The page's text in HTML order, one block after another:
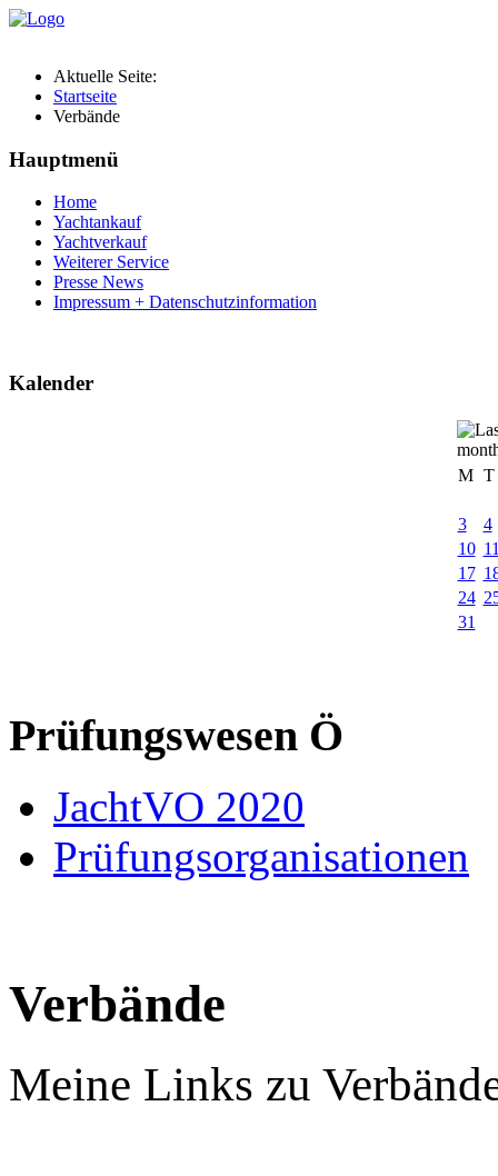
Aktuelle Seite:
Startseite
Verbände
Hauptmenü
Home
Yachtankauf
Yachtverkauf
Weiterer Service
Presse News
Impressum + Datenschutzinformation
Kalender
M T
3
4
10
17
24
31
Prüfungswesen Ö
JachtVO 2020
Prüfungsorganisationen
Verbände
Meine Links zu